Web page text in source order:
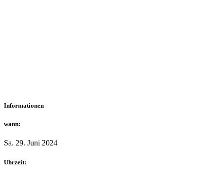
Informationen
wann:
Sa. 29. Juni 2024
Uhrzeit: